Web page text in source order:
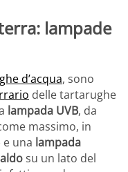
lampade
d’acqua, sono
delle tartarughe
lampada UVB, da
massimo, in
una lampada
su un lato del